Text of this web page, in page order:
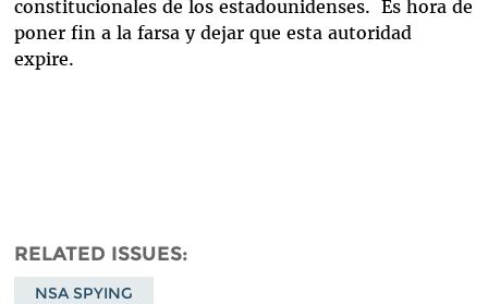
constitucionales de los estadounidenses. Es hora de
poner fin a la farsa y dejar que esta autoridad
expire.
RELATED ISSUES
NSA SPYING